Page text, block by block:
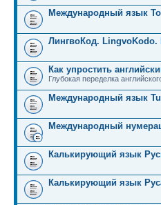
Международный язык
ЛингвоКод.
Как упростить
Глубокая переделка
Международный язык
Международный
Калькирующий язык
Калькирующий язык